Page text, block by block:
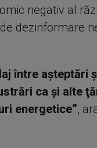
negativ al
dezinformare
între aşteptări
ca şi alte
energetice”,